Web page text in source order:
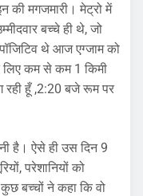
की मगजमारी। मेट्रो में
बच्चे ही थे, जो
थे आज एग्जाम को
कम से कम 1 किमी
रही हूँ ,2:20 बजे रूम पर
है। ऐसे ही उस दिन 9
परेशानियों को
कुछ बच्चों ने कहा कि वो